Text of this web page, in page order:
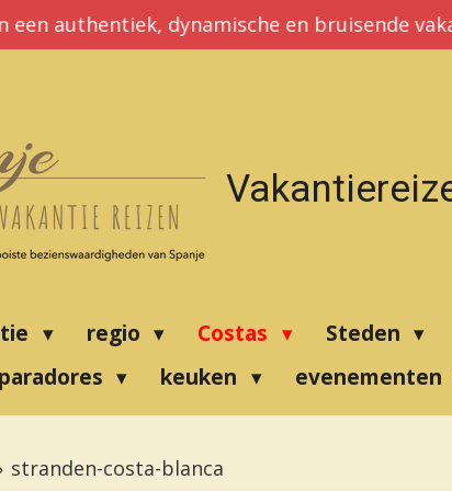
een authentiek, dynamische en bruisende
regio Costas Steden
paradores keuken evenementen
stranden-costa-blanca